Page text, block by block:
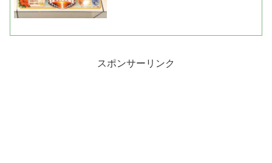
スポンサーリンク